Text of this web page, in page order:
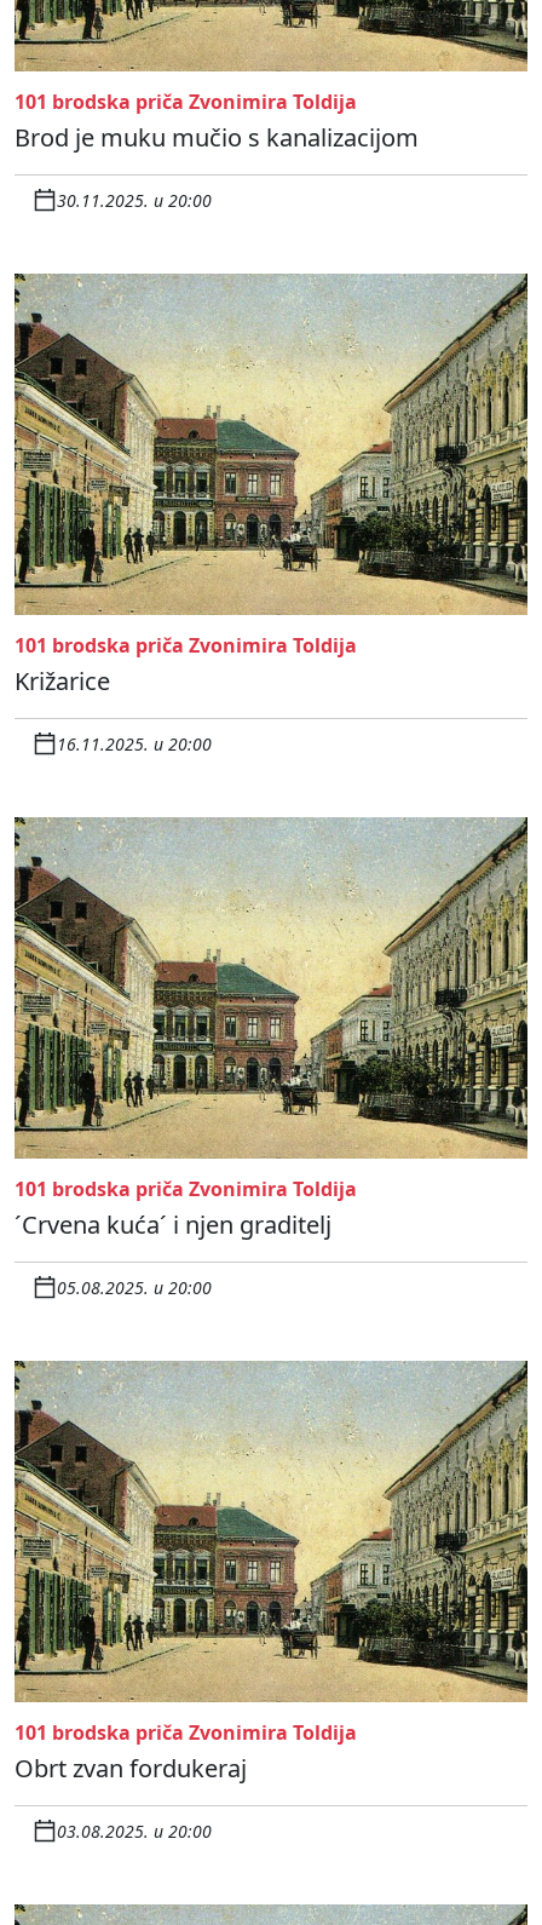
101 brodska priča Zvonimira Toldija
Brod je muku mučio s kanalizacijom
30.11.2025. u 20:00
101 brodska priča Zvonimira Toldija
Križarice
16.11.2025. u 20:00
101 brodska priča Zvonimira Toldija
´Crvena kuća´ i njen graditelj
05.08.2025. u 20:00
101 brodska priča Zvonimira Toldija
Obrt zvan fordukeraj
03.08.2025. u 20:00